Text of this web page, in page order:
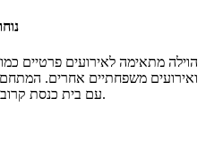
הוילה מתאימה לאירועים פרטיים
ואירועים משפחתיים אחרים.
עם בית כנסת קרוב, מיחם, פלטה לשבת ושעון שבת.